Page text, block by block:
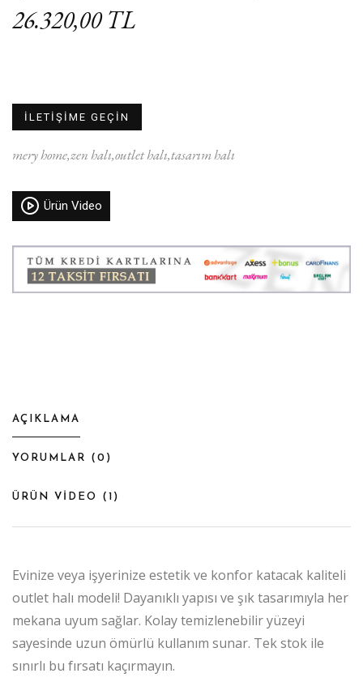
26.320,00 TL
İLETİŞİME GEÇİN
mery homezen halı outlet halı tasarım halı
Ürün Video
AÇIKLAMA
YORUMLAR ( 0 )
ÜRÜN VİDEO ( 1 )
Evinize veya işyerinize estetik ve konfor katacak kaliteli
outlet halı modeli! Dayanıklı yapısı ve şık tasarımıyla her
mekana uyum sağlar. Kolay temizlenebilir yüzeyi
sayesinde uzun ömürlü kullanım sunar. Tek stok ile
sınırlı bu fırsatı kaçırmayın.